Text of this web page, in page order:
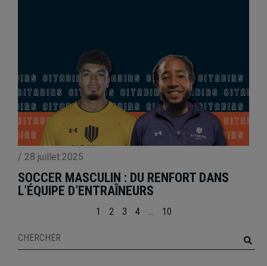
/ 28 juillet 2025
SOCCER MASCULIN : DU RENFORT DANS
L’ÉQUIPE D’ENTRAÎNEURS
1 2 3 4 10